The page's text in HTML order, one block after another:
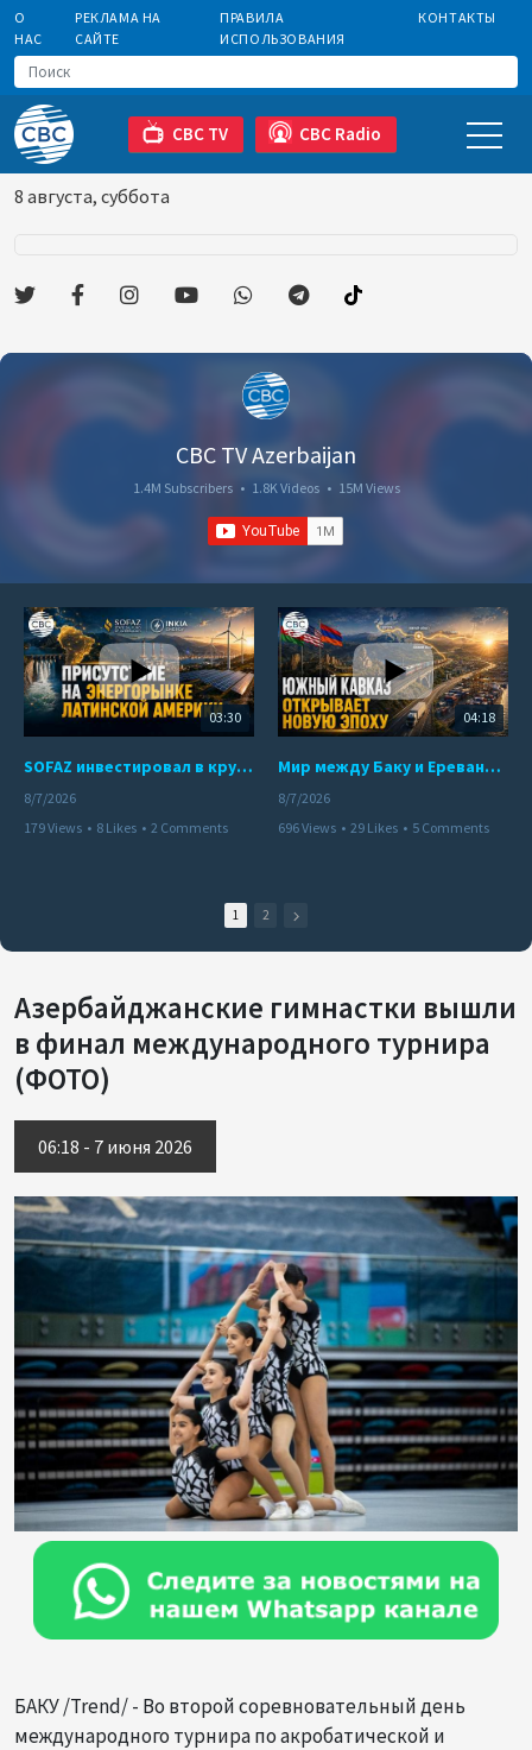
О
НАС
РЕКЛАМА НА
САЙТЕ
ПРАВИЛА
ИСПОЛЬЗОВАНИЯ
КОНТАКТЫ
CBC TV CBC Radio
8 августа, суббота
CBC TV Azerbaijan
1.4M Subscribers • 1.8K Videos • 15M Views
03:30
SOFAZ инвестировал в крупнейшего независимого производителя электроэнергии Перу
8/7/2026
179 Views • 8 Likes • 2 Comments
04:18
Мир между Баку и Ереваном запускает крупные логистические проекты
8/7/2026
696 Views • 29 Likes • 5 Comments
1 2
Азербайджанские гимнастки вышли
в финал международного турнира
(ФОТО)
06:18 - 7 июня 2026
БАКУ /Trend/ - Во второй соревновательный день
международного турнира по акробатической и